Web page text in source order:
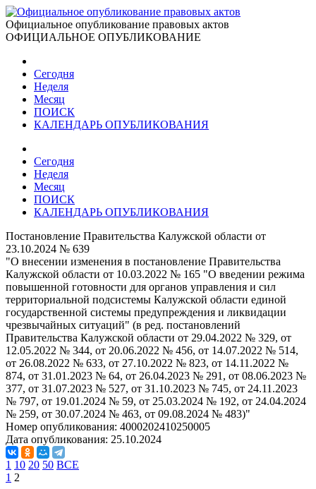
Официальное опубликование правовых актов
ОФИЦИАЛЬНОЕ ОПУБЛИКОВАНИЕ
Сегодня
Неделя
Месяц
ПОИСК
КАЛЕНДАРЬ ОПУБЛИКОВАНИЯ
Сегодня
Неделя
Месяц
ПОИСК
КАЛЕНДАРЬ ОПУБЛИКОВАНИЯ
Постановление Правительства Калужской области от
23.10.2024 № 639
"О внесении изменения в постановление Правительства
Калужской области от 10.03.2022 № 165 "О введении режима
повышенной готовности для органов управления и сил
территориальной подсистемы Калужской области единой
государственной системы предупреждения и ликвидации
чрезвычайных ситуаций" (в ред. постановлений
Правительства Калужской области от 29.04.2022 № 329, от
12.05.2022 № 344, от 20.06.2022 № 456, от 14.07.2022 № 514,
от 26.08.2022 № 633, от 27.10.2022 № 823, от 14.11.2022 №
874, от 31.01.2023 № 64, от 26.04.2023 № 291, от 08.06.2023 №
377, от 31.07.2023 № 527, от 31.10.2023 № 745, от 24.11.2023
№ 797, от 19.01.2024 № 59, от 25.03.2024 № 192, от 24.04.2024
№ 259, от 30.07.2024 № 463, от 09.08.2024 № 483)"
Номер опубликования: 4000202410250005
Дата опубликования: 25.10.2024
1 10 20 50 ВСЕ
1 2